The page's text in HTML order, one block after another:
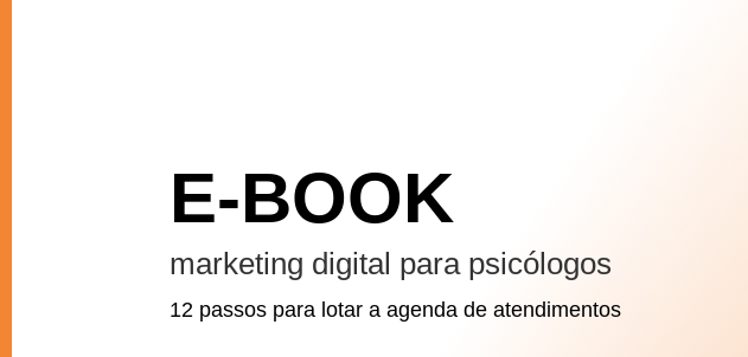
E-BOOK
marketing digital para psicólogos
12 passos para lotar a agenda de atendimentos